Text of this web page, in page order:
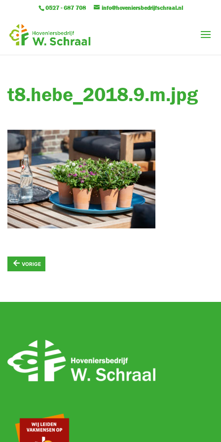
0527 - 687 708 info@hoveniersbedrijfschraal.nl
t8.hebe_2018.9.m.jpg
← VORIGE